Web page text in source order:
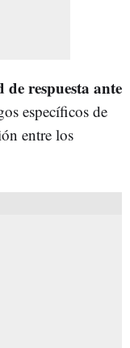
respuesta ante
específicos de
entre los